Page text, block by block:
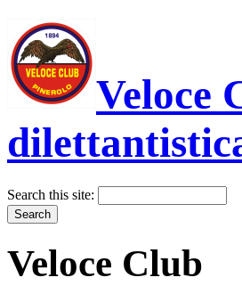
Veloce
Search this site:
Veloce Club